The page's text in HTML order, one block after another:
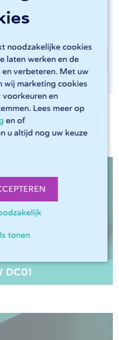
noodzakelijke cookies
laten werken en de
verbeteren. Met uw
wij marketing cookies
voorkeuren en
Lees meer op
en of
u altijd nog uw keuze
tonen
van onze zes LISSMAC-
247TailorSteel
materialen
DC01